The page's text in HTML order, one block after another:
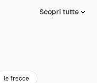
Scopri tutte
le frecce